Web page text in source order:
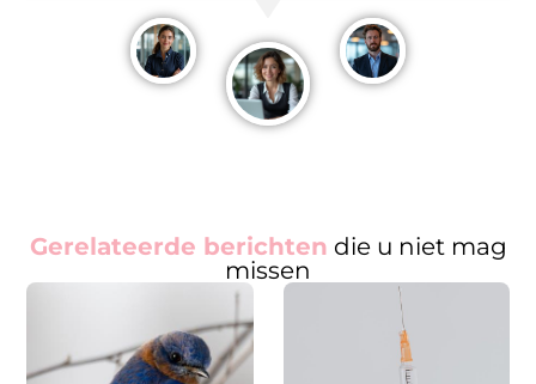
Gerelateerde berichten die u niet mag
missen